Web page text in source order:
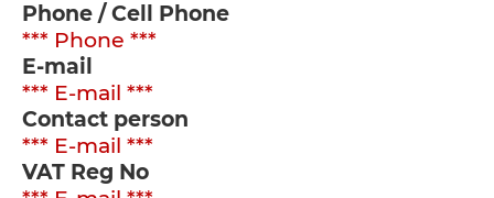
Phone / Cell Phone
*** Phone ***
E-mail
*** E-mail ***
Contact person
*** E-mail ***
VAT Reg No